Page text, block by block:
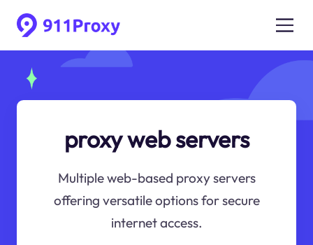
proxy web servers
Multiple web-based proxy servers
offering versatile options for secure
internet access.